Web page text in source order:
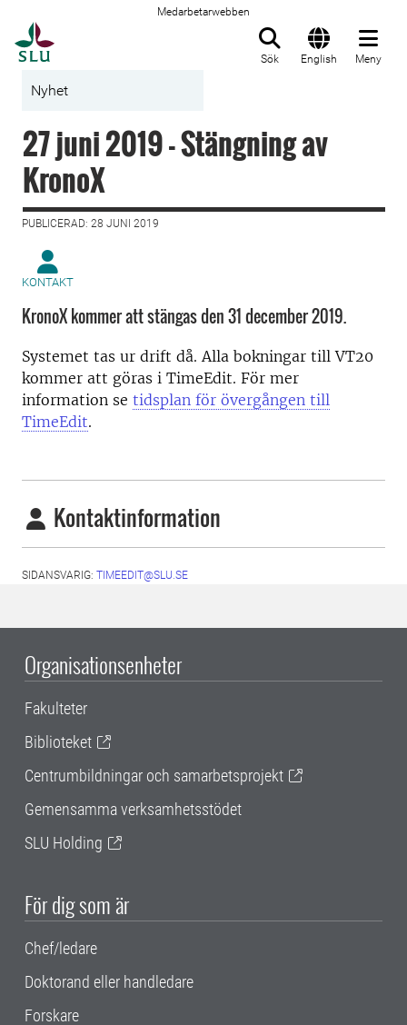
Medarbetarwebben
Sök English Meny
Nyhet
27 juni 2019 - Stängning av
KronoX
PUBLICERAD: 28 JUNI 2019
KONTAKT
KronoX kommer att stängas den 31 december 2019.
Systemet tas ur drift då. Alla bokningar till VT20
kommer att göras i TimeEdit. För mer
information se tidsplan för övergången till
TimeEdit.
Kontaktinformation
SIDANSVARIG: TIMEEDIT@SLU.SE
Organisationsenheter
Fakulteter
Biblioteket
Centrumbildningar och samarbetsprojekt
Gemensamma verksamhetsstödet
SLU Holding
För dig som är
Chef/ledare
Doktorand eller handledare
Forskare